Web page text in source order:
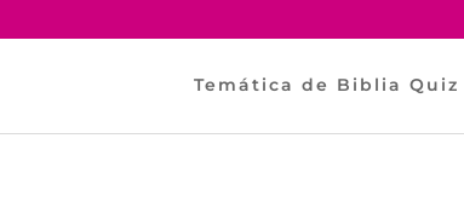
Temática de Biblia Quiz